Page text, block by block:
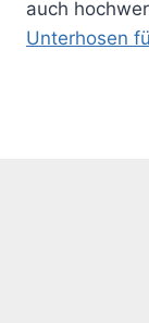
auch
Unterhosen